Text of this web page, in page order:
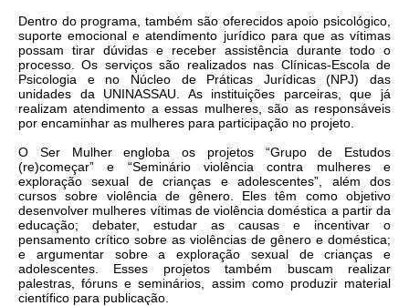
Dentro do programa, também são oferecidos apoio psicológico,
suporte emocional e atendimento jurídico para que as vítimas
possam tirar dúvidas e receber assistência durante todo o
processo. Os serviços são realizados nas Clínicas-Escola de
Psicologia e no Núcleo de Práticas Jurídicas (NPJ) das
unidades da UNINASSAU. As instituições parceiras, que já
realizam atendimento a essas mulheres, são as responsáveis
por encaminhar as mulheres para participação no projeto.
O Ser Mulher engloba os projetos “Grupo de Estudos
(re)começar” e “Seminário violência contra mulheres e
exploração sexual de crianças e adolescentes”, além dos
cursos sobre violência de gênero. Eles têm como objetivo
desenvolver mulheres vítimas de violência doméstica a partir da
educação; debater, estudar as causas e incentivar o
pensamento crítico sobre as violências de gênero e doméstica;
e argumentar sobre a exploração sexual de crianças e
adolescentes. Esses projetos também buscam realizar
palestras, fóruns e seminários, assim como produzir material
científico para publicação.